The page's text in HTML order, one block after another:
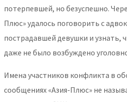
потерпевшей, но безуспешно.
Плюс» удалось поговорить с
пострадавшей девушки и узнать,
даже не было возбуждено
Имена участников конфликта в
сообщениях «Азия-Плюс» не